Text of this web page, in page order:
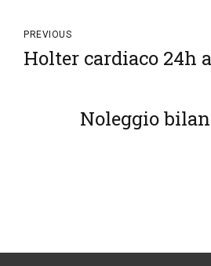
PREVIOUS
Holter cardiaco 24h
Noleggio